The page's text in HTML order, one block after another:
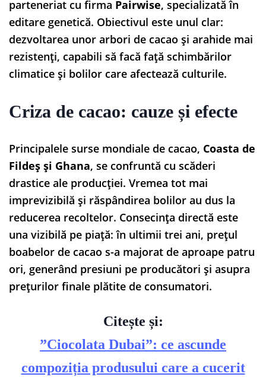
parteneriat cu firma Pairwise, specializată în
editare genetică. Obiectivul este unul clar:
dezvoltarea unor arbori de cacao și arahide mai
rezistenți, capabili să facă față schimbărilor
climatice și bolilor care afectează culturile.
Criza de cacao: cauze și efecte
Principalele surse mondiale de cacao, Coasta de
Fildeș și Ghana, se confruntă cu scăderi
drastice ale producției. Vremea tot mai
imprevizibilă și răspândirea bolilor au dus la
reducerea recoltelor. Consecința directă este
una vizibilă pe piață: în ultimii trei ani, prețul
boabelor de cacao s-a majorat de aproape patru
ori, generând presiuni pe producători și asupra
prețurilor finale plătite de consumatori.
Citește și:
”Ciocolata Dubai”: ce ascunde
compoziția produsului care a cucerit